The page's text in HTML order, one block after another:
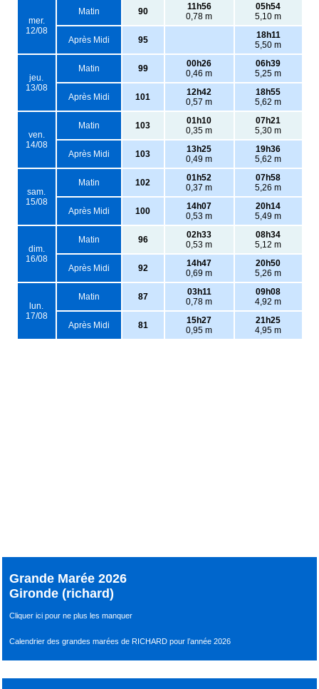
mer.
12/08
Matin 90
11h56
0,78 m
05h54
5,10 m
Après Midi 95
18h11
5,50 m
jeu.
13/08
Matin 99
00h26
0,46 m
06h39
5,25 m
Après Midi 101
12h42
0,57 m
18h55
5,62 m
ven.
14/08
Matin 103
01h10
0,35 m
07h21
5,30 m
Après Midi 103
13h25
0,49 m
19h36
5,62 m
sam.
15/08
Matin 102
01h52
0,37 m
07h58
5,26 m
Après Midi 100
14h07
0,53 m
20h14
5,49 m
dim.
16/08
Matin 96
02h33
0,53 m
08h34
5,12 m
Après Midi 92
14h47
0,69 m
20h50
5,26 m
lun.
17/08
Matin 87
03h11
0,78 m
09h08
4,92 m
Après Midi 81
15h27
0,95 m
21h25
4,95 m
Grande Marée 2026
Gironde (richard)
Cliquer ici pour ne plus les manquer
Calendrier des grandes marées de RICHARD pour l’année 2026